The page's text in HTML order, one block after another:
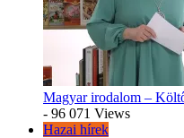
Magyar irodalom –
- 96 071 Views
Hazai hírek